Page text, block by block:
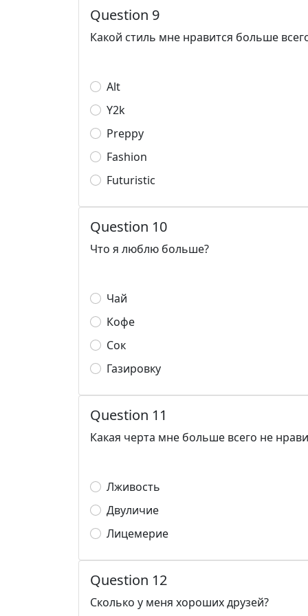
Question 9
Какой стиль мне нравится больше
Alt
Y2k
Preppy
Fashion
Futuristic
Question 10
Что я люблю больше?
Чай
Кофе
Сок
Газировку
Question 11
Какая черта мне больше всего не
Лживость
Двуличие
Лицемерие
Question 12
Сколько у меня хороших друзей?